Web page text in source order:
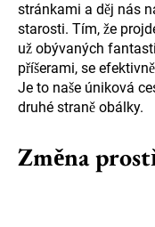
stránkami a děj nás
starosti. Tím, že
už obývaných
příšerami, se
Je to naše úniková
druhé straně obálky.
Změna